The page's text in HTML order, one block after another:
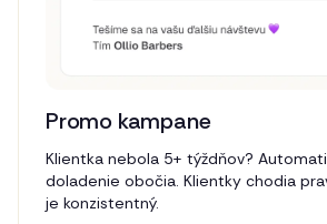
Promo kampane
Klientka nebola 5+ týždňov?
doladenie obočia. Klientky chodia
je konzistentný.